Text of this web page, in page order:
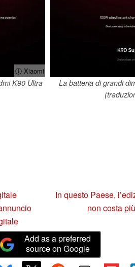
ⓘ Xiaomi
K90 Ultra
La batteria di grandi
In questo Paese,
non costa
Add as a preferred
source on Google